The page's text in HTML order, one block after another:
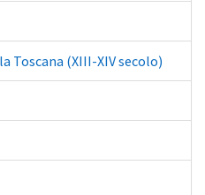
Toscana (XIII-XIV secolo)